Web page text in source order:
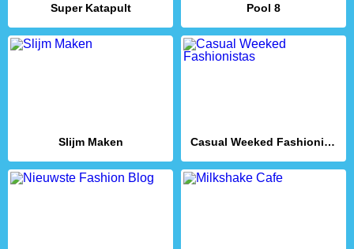
Super Katapult Pool 8
Slijm Maken Casual Weeked Fashionistas